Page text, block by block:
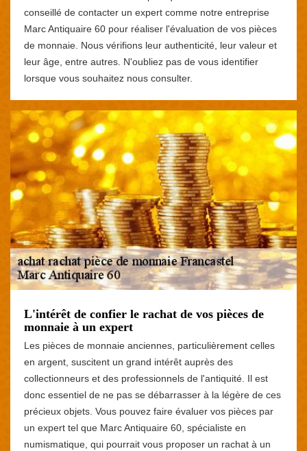
conseillé de contacter un expert comme notre entreprise
Marc Antiquaire 60 pour réaliser l'évaluation de vos pièces
de monnaie. Nous vérifions leur authenticité, leur valeur et
leur âge, entre autres. N'oubliez pas de vous identifier
lorsque vous souhaitez nous consulter.
L'intérêt de confier le rachat de vos pièces de
monnaie à un expert
Les pièces de monnaie anciennes, particulièrement celles
en argent, suscitent un grand intérêt auprès des
collectionneurs et des professionnels de l'antiquité. Il est
donc essentiel de ne pas se débarrasser à la légère de ces
précieux objets. Vous pouvez faire évaluer vos pièces par
un expert tel que Marc Antiquaire 60, spécialiste en
numismatique, qui pourrait vous proposer un rachat à un